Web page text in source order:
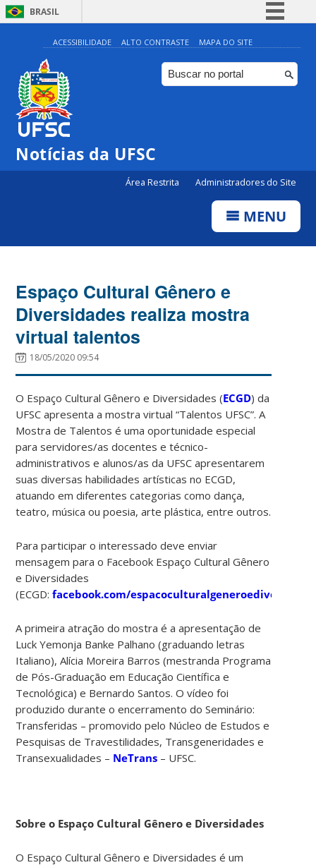
BRASIL
Simplifique!
Comunica BR
Participe
ACESSIBILIDADE ALTO CONTRASTE MAPA DO SITE
Notícias da UFSC
Área Restrita Administradores do Site
MENU
Espaço Cultural Gênero e
Diversidades realiza mostra
virtual talentos
18/05/2020 09:54
O Espaço Cultural Gênero e Diversidades (ECGD) da
UFSC apresenta a mostra virtual “Talentos UFSC”. A
Mostra de Talentos é uma oportunidade especial
para servidores/as docentes e técnico-
administrativos e alunos/as da UFSC apresentarem
suas diversas habilidades artísticas no ECGD,
atuando em diferentes categorias como dança,
teatro, música ou poesia, arte plástica, entre outros.
Para participar o interessado deve enviar
mensagem para o Facebook Espaço Cultural Gênero
e Diversidades
(ECGD:facebook.com/
A primeira atração do mostra é a apresentação de
Luck Yemonja Banke Palhano (graduando letras
Italiano), Alícia Moreira Barros (mestranda Programa
de Pós-Graduação em Educação Científica e
Tecnológica) e Bernardo Santos. O vídeo foi
produzido durante o encerramento do Seminário:
Transferidas – promovido pelo Núcleo de Estudos e
Pesquisas de Travestilidades, Transgeneridades e
Transexualidades – NeTrans – UFSC.
Sobre o Espaço Cultural Gênero e Diversidades
O Espaço Cultural Gênero e Diversidades é um